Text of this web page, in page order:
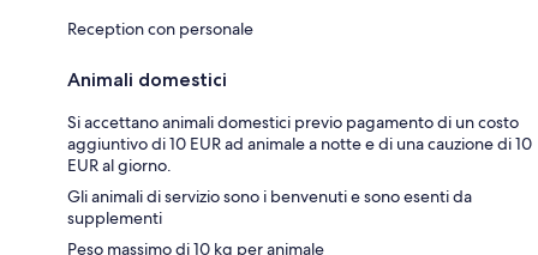
Reception con personale
Animali domestici
Si accettano animali domestici previo pagamento di un costo
aggiuntivo di 10 EUR ad animale a notte e di una cauzione di 10
EUR al giorno.
Gli animali di servizio sono i benvenuti e sono esenti da
supplementi
Peso massimo di 10 kg per animale